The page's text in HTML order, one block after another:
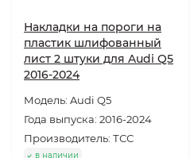
Накладки на пороги на
пластик шлифованный
лист 2 штуки для Audi Q5
2016-2024
Модель: Audi Q5
Года выпуска: 2016-2024
Производитель: ТСС
в наличии